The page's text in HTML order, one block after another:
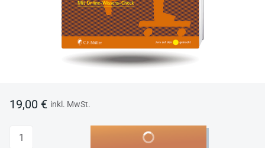
19,00 € inkl. MwSt.
Anzahl In den Warenkorb